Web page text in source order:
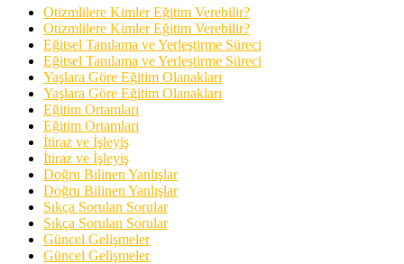
Otizmlilere Kimler Eğitim Verebilir?
Otizmlilere Kimler Eğitim Verebilir?
Eğitsel Tanılama ve Yerleştirme Süreci
Eğitsel Tanılama ve Yerleştirme Süreci
Yaşlara Göre Eğitim Olanakları
Yaşlara Göre Eğitim Olanakları
Eğitim Ortamları
Eğitim Ortamları
İtiraz ve İşleyiş
İtiraz ve İşleyiş
Doğru Bilinen Yanlışlar
Doğru Bilinen Yanlışlar
Sıkça Sorulan Sorular
Sıkça Sorulan Sorular
Güncel Gelişmeler
Güncel Gelişmeler